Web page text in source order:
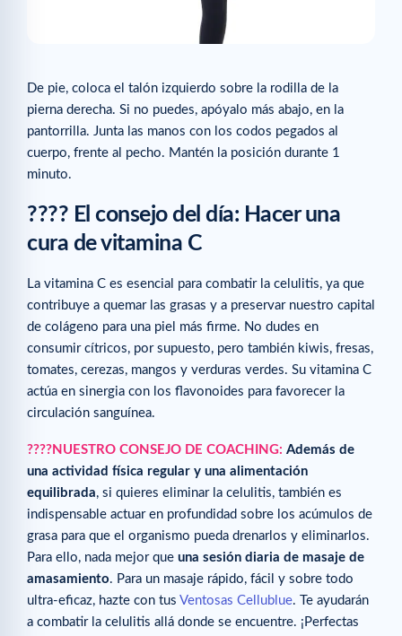
De pie, coloca el talón izquierdo sobre la rodilla de la
pierna derecha. Si no puedes, apóyalo más abajo, en la
pantorrilla. Junta las manos con los codos pegados al
cuerpo, frente al pecho. Mantén la posición durante 1
minuto.
???? El consejo del día: Hacer una
cura de vitamina C
La vitamina C es esencial para combatir la celulitis, ya que
contribuye a quemar las grasas y a preservar nuestro capital
de colágeno para una piel más firme. No dudes en
consumir cítricos, por supuesto, pero también kiwis, fresas,
tomates, cerezas, mangos y verduras verdes. Su vitamina C
actúa en sinergia con los flavonoides para favorecer la
circulación sanguínea.
????NUESTRO CONSEJO DE COACHING: Además de
una actividad física regular y una alimentación
equilibrada, si quieres eliminar la celulitis, también es
indispensable actuar en profundidad sobre los acúmulos de
grasa para que el organismo pueda drenarlos y eliminarlos.
Para ello, nada mejor que una sesión diaria de masaje de
amasamiento. Para un masaje rápido, fácil y sobre todo
ultra-eficaz, hazte con tus Ventosas Cellublue. Te ayudarán
a combatir la celulitis allá donde se encuentre. ¡Perfectas